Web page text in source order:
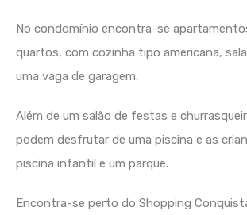
No condomínio encontra-se
quartos, com cozinha tipo americana,
uma vaga de garagem.
Além de um salão de festas e
podem desfrutar de uma piscina e as
piscina infantil e um parque.
Encontra-se perto do Shopping